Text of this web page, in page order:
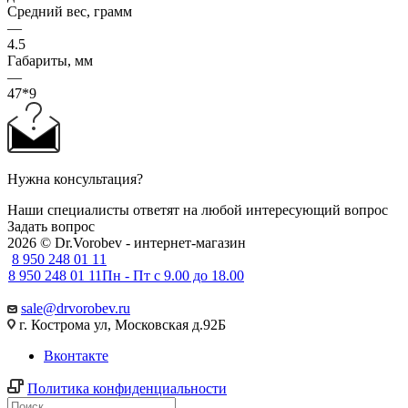
Средний вес, грамм
—
4.5
Габариты, мм
—
47*9
Нужна консультация?
Наши специалисты ответят на любой интересующий вопрос
Задать вопрос
2026 © Dr.Vorobev - интернет-магазин
8 950 248 01 11
8 950 248 01 11Пн - Пт с 9.00 до 18.00
sale@drvorobev.ru
г. Кострома ул, Московская д.92Б
Вконтакте
Политика конфиденциальности